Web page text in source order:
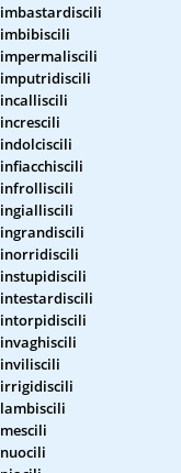
imbastardiscili
imbibiscili
impermaliscili
imputridiscili
incalliscili
increscili
indolciscili
infiacchiscili
infrolliscili
ingialliscili
ingrandiscili
inorridiscili
instupidiscili
intestardiscili
intorpidiscili
invaghiscili
inviliscili
irrigidiscili
lambiscili
mescili
nuocili